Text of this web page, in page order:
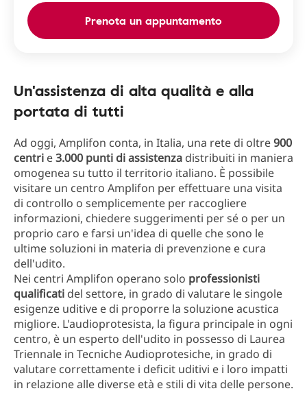
Prenota un appuntamento
Un'assistenza di alta qualità e alla
portata di tutti
Ad oggi, Amplifon conta, in Italia, una rete di oltre900
centri e3.000 punti di assistenza distribuiti in maniera
omogenea su tutto il territorio italiano. È possibile
visitare un centro Amplifon per effettuare una visita
di controllo o semplicemente per raccogliere
informazioni, chiedere suggerimenti per sé o per un
proprio caro e farsi un'idea di quelle che sono le
ultime soluzioni in materia di prevenzione e cura
dell'udito.
Nei centri Amplifon operano solo professionisti
qualificati del settore, in grado di valutare le singole
esigenze uditive e di proporre la soluzione acustica
migliore. L'audioprotesista, la figura principale in ogni
centro, è un esperto dell'udito in possesso di Laurea
Triennale in Tecniche Audioprotesiche, in grado di
valutare correttamente i deficit uditivi e i loro impatti
in relazione alle diverse età e stili di vita delle persone.